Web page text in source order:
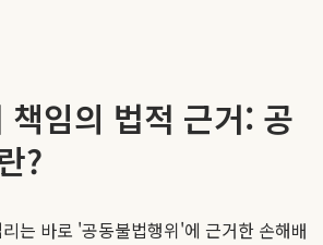
책임의 법적 근거: 공
?
는 바로 '공동불법행위'에 근거한 손해배